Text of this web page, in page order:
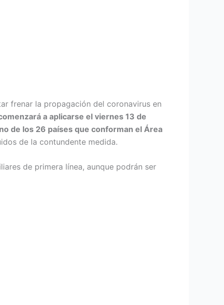
frenar la propagación del coronavirus en
a aplicarse el viernes 13 de
de los 26 países que conforman el Área
de la contundente medida.
de primera línea, aunque podrán ser